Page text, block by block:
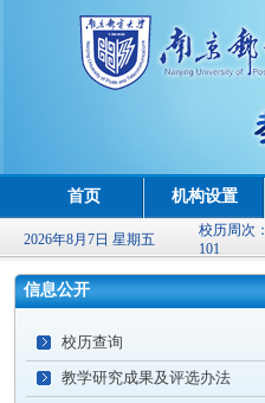
首页 机构设置
2026年8月7日 星期五
校历周次：
101
信息公开
校历查询
教学研究成果及评选办法